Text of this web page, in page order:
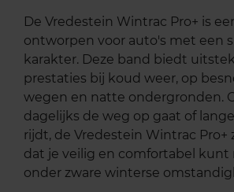
De Vredestein Wintrac Pro+ is
ontworpen voor auto's met een
karakter. Deze band biedt
prestaties bij koud weer, op
wegen en natte ondergronden.
dagelijks de weg op gaat of
rijdt, de Vredestein Wintrac Pro+
dat je veilig en comfortabel kunt
onder zware winterse